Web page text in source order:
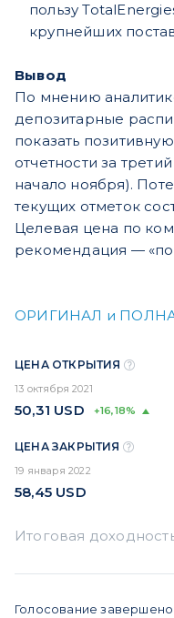
пользу
крупнейших
Вывод
По мнению
депозитарные
показать
отчетности за
начало ноября).
текущих отметок
Целевая цена по
рекомендация —
ОРИГИНАЛ и
ЦЕНА ОТКРЫТИЯ
13 октября 2021
50,31 USD +16,18%
ЦЕНА ЗАКРЫТИЯ
19 января 2022
58,45 USD
Голосование завершено.